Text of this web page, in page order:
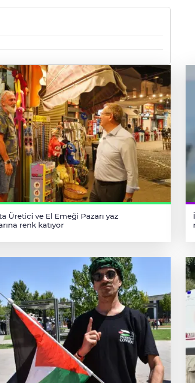
Üretici ve El Emeği Pazarı yaz
renk katıyor